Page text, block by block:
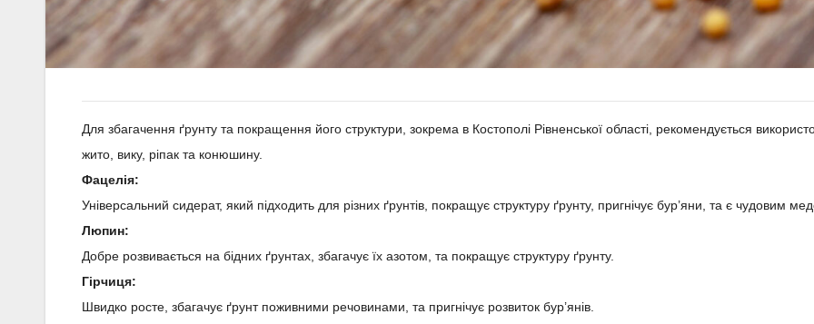
Для збагачення ґрунту та покращення його структури, зокрема в Костополі Рівненської області, рекомендується
жито, вику, ріпак та конюшину.
Фацелія:
Універсальний сидерат, який підходить для різних ґрунтів, покращує структуру ґрунту, пригнічує бур’яни, та є чудовим
Люпин:
Добре розвивається на бідних ґрунтах, збагачує їх азотом, та покращує структуру ґрунту.
Гірчиця:
Швидко росте, збагачує ґрунт поживними речовинами, та пригнічує розвиток бур’янів.